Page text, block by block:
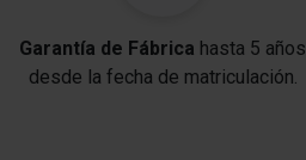
Garantía de Fábrica hasta 5 años
desde la fecha de matriculación.